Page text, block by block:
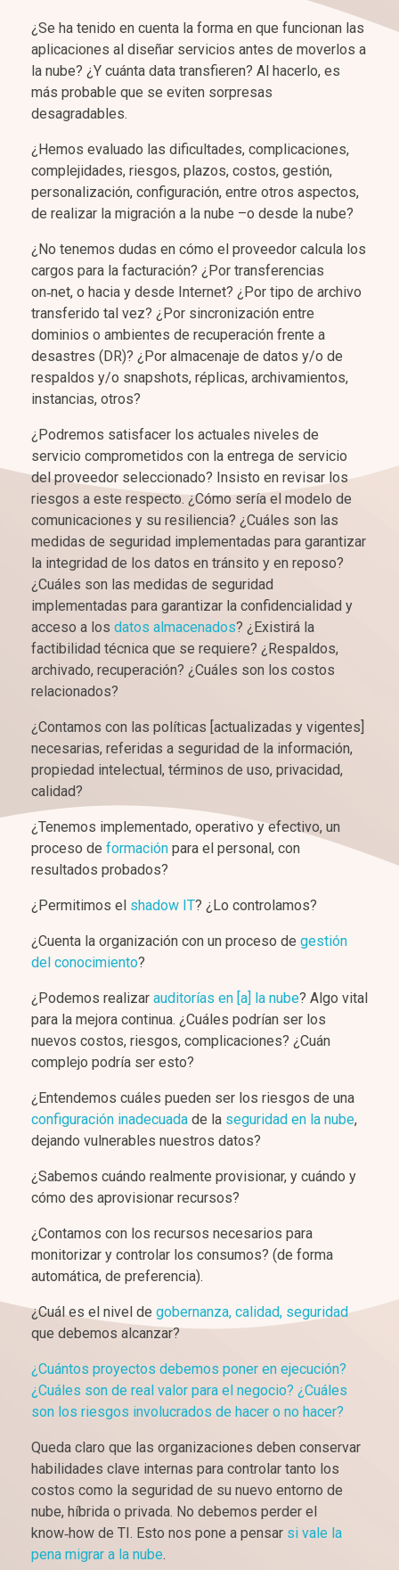
¿Se ha tenido en cuenta la forma en que funcionan las
aplicaciones al diseñar servicios antes de moverlos a
la nube? ¿Y cuánta data transfieren? Al hacerlo, es
más probable que se eviten sorpresas
desagradables.
¿Hemos evaluado las dificultades, complicaciones,
complejidades, riesgos, plazos, costos, gestión,
personalización, configuración, entre otros aspectos,
de realizar la migración a la nube –o desde la nube?
¿No tenemos dudas en cómo el proveedor calcula los
cargos para la facturación? ¿Por transferencias
on‑net, o hacia y desde Internet? ¿Por tipo de archivo
transferido tal vez? ¿Por sincronización entre
dominios o ambientes de recuperación frente a
desastres (DR)? ¿Por almacenaje de datos y/o de
respaldos y/o snapshots, réplicas, archivamientos,
instancias, otros?
¿Podremos satisfacer los actuales niveles de
servicio comprometidos con la entrega de servicio
del proveedor seleccionado? Insisto en revisar los
riesgos a este respecto. ¿Cómo sería el modelo de
comunicaciones y su resiliencia? ¿Cuáles son las
medidas de seguridad implementadas para garantizar
la integridad de los datos en tránsito y en reposo?
¿Cuáles son las medidas de seguridad
implementadas para garantizar la confidencialidad y
acceso a los datos almacenados? ¿Existirá la
factibilidad técnica que se requiere? ¿Respaldos,
archivado, recuperación? ¿Cuáles son los costos
relacionados?
¿Contamos con las políticas [actualizadas y vigentes]
necesarias, referidas a seguridad de la información,
propiedad intelectual, términos de uso, privacidad,
calidad?
¿Tenemos implementado, operativo y efectivo, un
proceso de formación para el personal, con
resultados probados?
¿Permitimos el shadow IT? ¿Lo controlamos?
¿Cuenta la organización con un proceso de gestión
del conocimiento?
¿Podemos realizar auditorías en [a] la nube? Algo vital
para la mejora continua. ¿Cuáles podrían ser los
nuevos costos, riesgos, complicaciones? ¿Cuán
complejo podría ser esto?
¿Entendemos cuáles pueden ser los riesgos de una
configuración inadecuada de la seguridad en la nube,
dejando vulnerables nuestros datos?
¿Sabemos cuándo realmente provisionar, y cuándo y
cómo des aprovisionar recursos?
¿Contamos con los recursos necesarios para
monitorizar y controlar los consumos? (de forma
automática, de preferencia).
¿Cuál es el nivel de gobernanza, calidad, seguridad
que debemos alcanzar?
¿Cuántos proyectos debemos poner en ejecución?
¿Cuáles son de real valor para el negocio? ¿Cuáles
son los riesgos involucrados de hacer o no hacer?
Queda claro que las organizaciones deben conservar
habilidades clave internas para controlar tanto los
costos como la seguridad de su nuevo entorno de
nube, híbrida o privada. No debemos perder el
know‑how de TI. Esto nos pone a pensar si vale la
pena migrar a la nube.